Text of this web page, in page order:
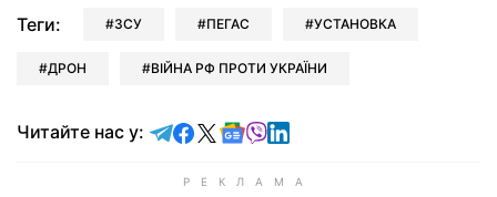
Теги: ЗСУ ПЕГАС УСТАНОВКА
ДРОН ВІЙНА РФ ПРОТИ УКРАЇНИ
Читайте нас у: Читайте у Telegram
Читайте у Facebook
Читайте у X
Читайте у Google news
Читайте у Viber
Читайте у LinkedIn